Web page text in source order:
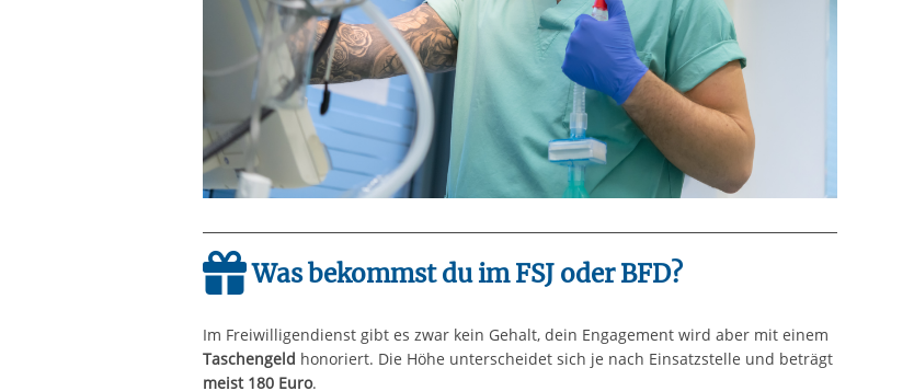
Was bekommst du im FSJ oder BFD?
Im Freiwilligendienst gibt es zwar kein Gehalt, dein Engagement wird aber mit einem
Taschengeld honoriert. Die Höhe unterscheidet sich je nach Einsatzstelle und beträgt
meist 180 Euro.